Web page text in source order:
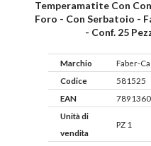
Temperamatite Con
Foro - Con Serbatoio -
- Conf. 25
Marchio
Faber-
Codice
581525
EAN
Unità di
vendita
PZ 1